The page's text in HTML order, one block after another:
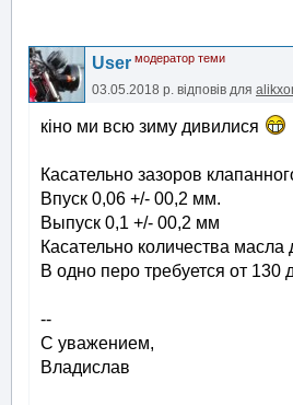
User модератор теми
03.05.2018 р. відповів для
кіно ми всю зиму дивилися
Касательно зазоров
Впуск 0,06 +/- 00,2 мм.
Выпуск 0,1 +/- 00,2 мм
Касательно количества масла
В одно перо требуется от 130
--
С уважением,
Владислав